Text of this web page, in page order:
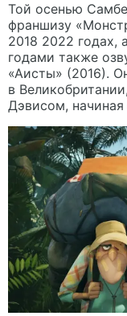
Той осенью
франшизу
2018 2022
годами также
«Аисты» (2016).
в
Дэвисом, начиная